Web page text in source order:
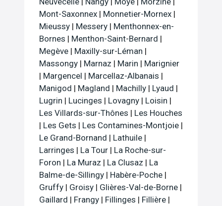
Mont-Saxonnex | Monnetier-Mornex |
Mieussy | Messery | Menthonnex-en-
Bornes | Menthon-Saint-Bernard |
Megève | Maxilly-sur-Léman |
Massongy | Marnaz | Marin | Marignier
| Margencel | Marcellaz-Albanais |
Manigod | Magland | Machilly | Lyaud |
Lugrin | Lucinges | Lovagny | Loisin |
Les Villards-sur-Thônes | Les Houches
| Les Gets | Les Contamines-Montjoie |
Le Grand-Bornand | Lathuile |
Larringes | La Tour | La Roche-sur-
Foron | La Muraz | La Clusaz | La
Balme-de-Sillingy | Habère-Poche |
Gruffy | Groisy | Glières-Val-de-Borne |
Gaillard | Frangy | Fillinges | Fillière |